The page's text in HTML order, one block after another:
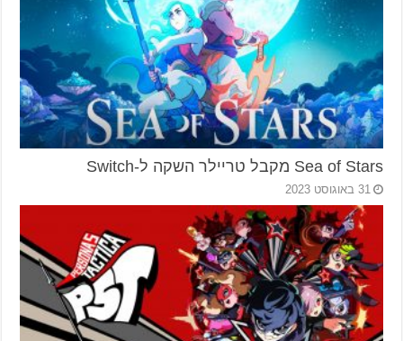
Sea of Stars מקבל טריילר השקה ל-Switch
31 באוגוסט 2023